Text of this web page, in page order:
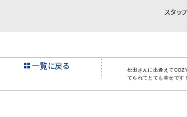
スタッ
松田さんに出逢えて
てられてとても幸せです
一覧に戻る